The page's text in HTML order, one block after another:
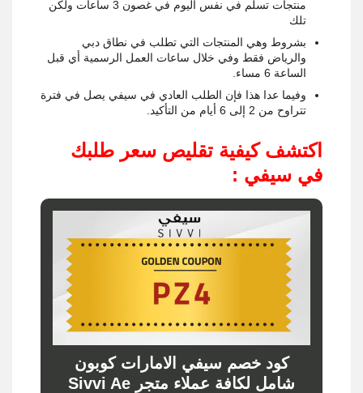
منتجات تسلم في نفس اليوم في غصون 3 ساعات ولكن
تلك
بشروط وهي المنتجات التي تطلب في نطاق دبي
والرياض فقط وفي خلال ساعات العمل الرسمية أي قبل
الساعة 6 مساء.
وفيما عدا هذا فإن الطلب العادي في سيفي يصل في فترة
تتراوح من 2 إلى 6 أيام من التأكيد.
اكتشف كيفية تقليص سعر طلبك
في سيفي :
كود خصم سيفي الامارات كوبون
شامل لكافة عملاء متجر Sivvi Ae